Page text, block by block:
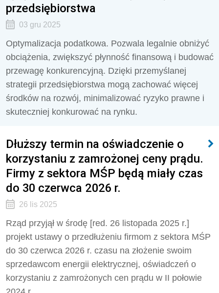
przedsiębiorstwa
03 gru 2025
Optymalizacja podatkowa. Pozwala legalnie obniżyć
obciążenia, zwiększyć płynność finansową i budować
przewagę konkurencyjną. Dzięki przemyślanej
strategii przedsiębiorstwa mogą zachować więcej
środków na rozwój, minimalizować ryzyko prawne i
skuteczniej konkurować na rynku.
Dłuższy termin na oświadczenie o
korzystaniu z zamrożonej ceny prądu.
Firmy z sektora MŚP będą miały czas
do 30 czerwca 2026 r.
26 lis 2025
Rząd przyjął w środę [red. 26 listopada 2025 r.]
projekt ustawy o przedłużeniu firmom z sektora MŚP
do 30 czerwca 2026 r. czasu na złożenie swoim
sprzedawcom energii elektrycznej, oświadczeń o
korzystaniu z zamrożonych cen prądu w II połowie